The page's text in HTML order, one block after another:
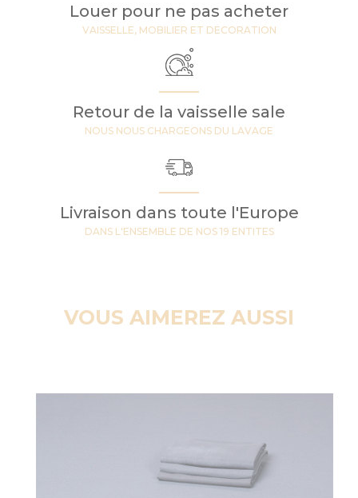
Louer pour ne pas acheter
VAISSELLE, MOBILIER ET DECORATION
Retour de la vaisselle sale
NOUS NOUS CHARGEONS DU LAVAGE
Livraison dans toute l'Europe
DANS L'ENSEMBLE DE NOS 19 ENTITES
VOUS AIMEREZ AUSSI